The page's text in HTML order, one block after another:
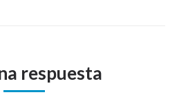
respuesta